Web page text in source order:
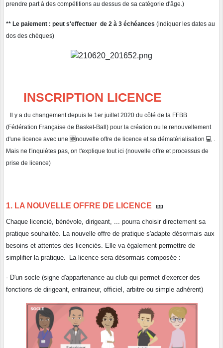
prendre part à des compétitions au dessus de sa catégorie d'âge.)
** Le paiement : peut s'effectuer de 2 à 3 échéances (indiquer les dates au
dos des chèques)
INSCRIPTION LICENCE
Il y a du changement depuis le 1er juillet 2020 du côté de la FFBB
(Fédération Française de Basket-Ball) pour la création ou le renouvellement
d'une licence avec une 🆕nouvelle offre de licence et sa dématérialisation 💻 .
Mais ne t'inquiètes pas, on t'explique tout ici (nouvelle offre et processus de
prise de licence)
1. LA NOUVELLE OFFRE DE LICENCE 🎫
Chaque licencié, bénévole, dirigeant, ... pourra choisir directement sa
pratique souhaitée. La nouvelle offre de pratique s'adapte désormais aux
besoins et attentes des licenciés. Elle va également permettre de
simplifier la pratique.
La licence sera désormais composée :
- D'un socle (signe d'appartenance au club qui permet d'exercer des
fonctions de dirigeant, entraineur, officiel, arbitre ou simple adhérent)